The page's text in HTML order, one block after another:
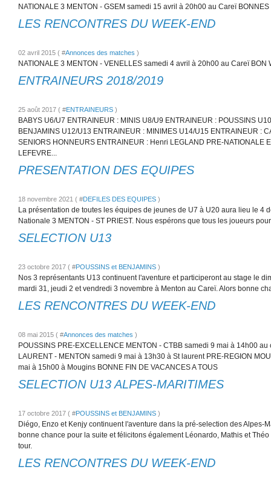
NATIONALE 3 MENTON - GSEM samedi 15 avril à 20h00 au Careï BONNES
LES RENCONTRES DU WEEK-END
02 avril 2015 ( #Annonces des matches )
NATIONALE 3 MENTON - VENELLES samedi 4 avril à 20h00 au Careï BON
ENTRAINEURS 2018/2019
25 août 2017 ( #ENTRAINEURS )
BABYS U6/U7 ENTRAINEUR : MINIS U8/U9 ENTRAINEUR : POUSSINS
BENJAMINS U12/U13 ENTRAINEUR : MINIMES U14/U15 ENTRAINEUR :
SENIORS HONNEURS ENTRAINEUR : Henri LEGLAND PRE-NATIONALE
LEFEVRE...
PRESENTATION DES EQUIPES
18 novembre 2021 ( #DEFILES DES EQUIPES )
La présentation de toutes les équipes de jeunes de U7 à U20 aura lieu le 4
Nationale 3 MENTON - ST PRIEST. Nous espérons que tous les joueurs
SELECTION U13
23 octobre 2017 ( #POUSSINS et BENJAMINS )
Nos 3 représentants U13 continuent l'aventure et participeront au stage le
mardi 31, jeudi 2 et vendredi 3 novembre à Menton au Careï. Alors bonne
LES RENCONTRES DU WEEK-END
08 mai 2015 ( #Annonces des matches )
POUSSINS PRE-EXCELLENCE MENTON - CTBB samedi 9 mai à 14h00 au
LAURENT - MENTON samedi 9 mai à 13h30 à St laurent PRE-REGION
mai à 15h00 à Mougins BONNE FIN DE VACANCES A TOUS
SELECTION U13 ALPES-MARITIMES
17 octobre 2017 ( #POUSSINS et BENJAMINS )
Diégo, Enzo et Kenjy continuent l'aventure dans la pré-selection des Alpes-
bonne chance pour la suite et félicitons également Léonardo, Mathis et
tour.
LES RENCONTRES DU WEEK-END